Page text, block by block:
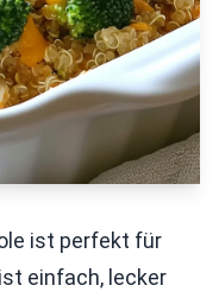
ist perfekt für
einfach, lecker